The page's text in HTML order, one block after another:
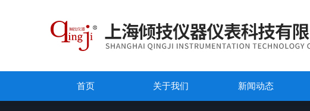
首页 关于我们 新闻动态